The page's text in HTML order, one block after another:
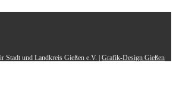
und Landkreis Gießen e.V. | Grafik-Design Gießen